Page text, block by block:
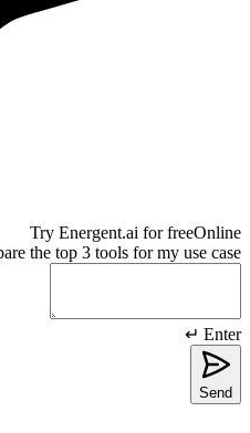
Try Energent.ai for freeOnline
the top 3 tools for my use case...
Enter ↵
Send